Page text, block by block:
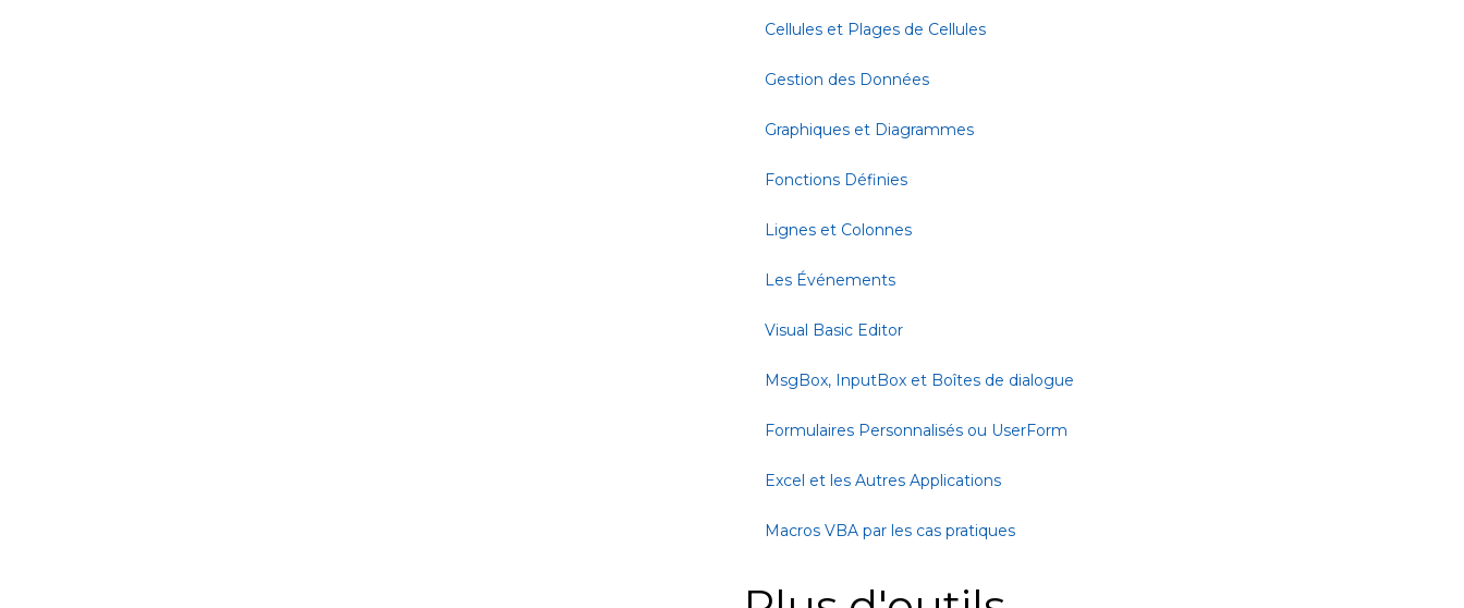
Cellules et Plages de Cellules
Gestion des Données
Graphiques et Diagrammes
Fonctions Définies
Lignes et Colonnes
Les Événements
Visual Basic Editor
MsgBox, InputBox et Boîtes de dialogue
Formulaires Personnalisés ou UserForm
Excel et les Autres Applications
Macros VBA par les cas pratiques